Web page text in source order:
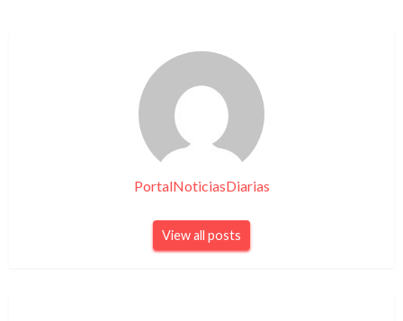
PortalNoticiasDiarias
View all posts